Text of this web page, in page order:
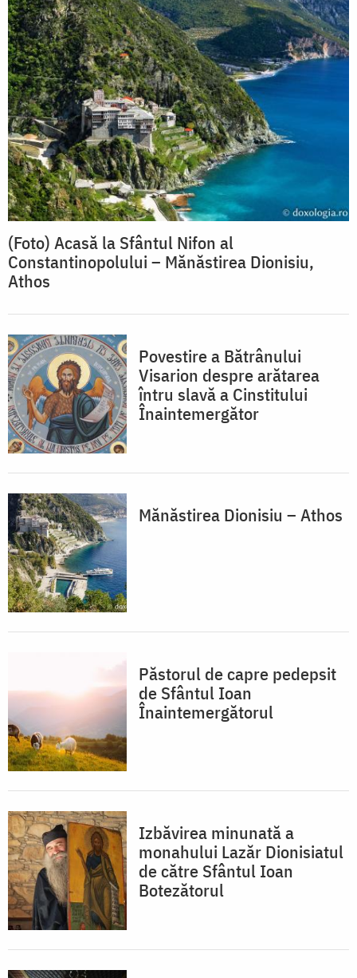
(Foto) Acasă la Sfântul Nifon al
Constantinopolului – Mănăstirea Dionisiu,
Athos
Povestire a Bătrânului
Visarion despre arătarea
întru slavă a Cinstitului
Înaintemergător
Mănăstirea Dionisiu – Athos
Păstorul de capre pedepsit
de Sfântul Ioan
Înaintemergătorul
Izbăvirea minunată a
monahului Lazăr Dionisiatul
de către Sfântul Ioan
Botezătorul